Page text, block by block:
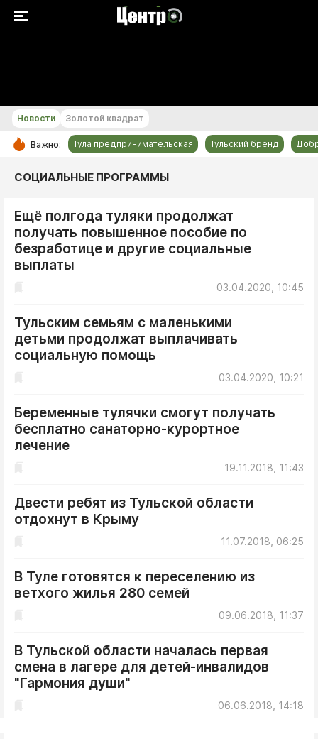
РУБРИКИ
Культура
Происшествия
Спорт
ДоброЦентр
Голодный шпион
Новости Золотой квадрат
Важно: Тула предпринимательская Тульский бренд
СОЦИАЛЬНЫЕ ПРОГРАММЫ
Ещё полгода туляки продолжат
получать повышенное пособие по
безработице и другие социальные
выплаты
03.04.2020, 10:45
Тульским семьям с маленькими
детьми продолжат выплачивать
социальную помощь
03.04.2020, 10:21
Беременные тулячки смогут получать
бесплатно санаторно-курортное
лечение
19.11.2018, 11:43
Двести ребят из Тульской области
отдохнут в Крыму
11.07.2018, 06:25
В Туле готовятся к переселению из
ветхого жилья 280 семей
09.06.2018, 11:37
В Тульской области началась первая
смена в лагере для детей-инвалидов
"Гармония души"
06.06.2018, 14:18